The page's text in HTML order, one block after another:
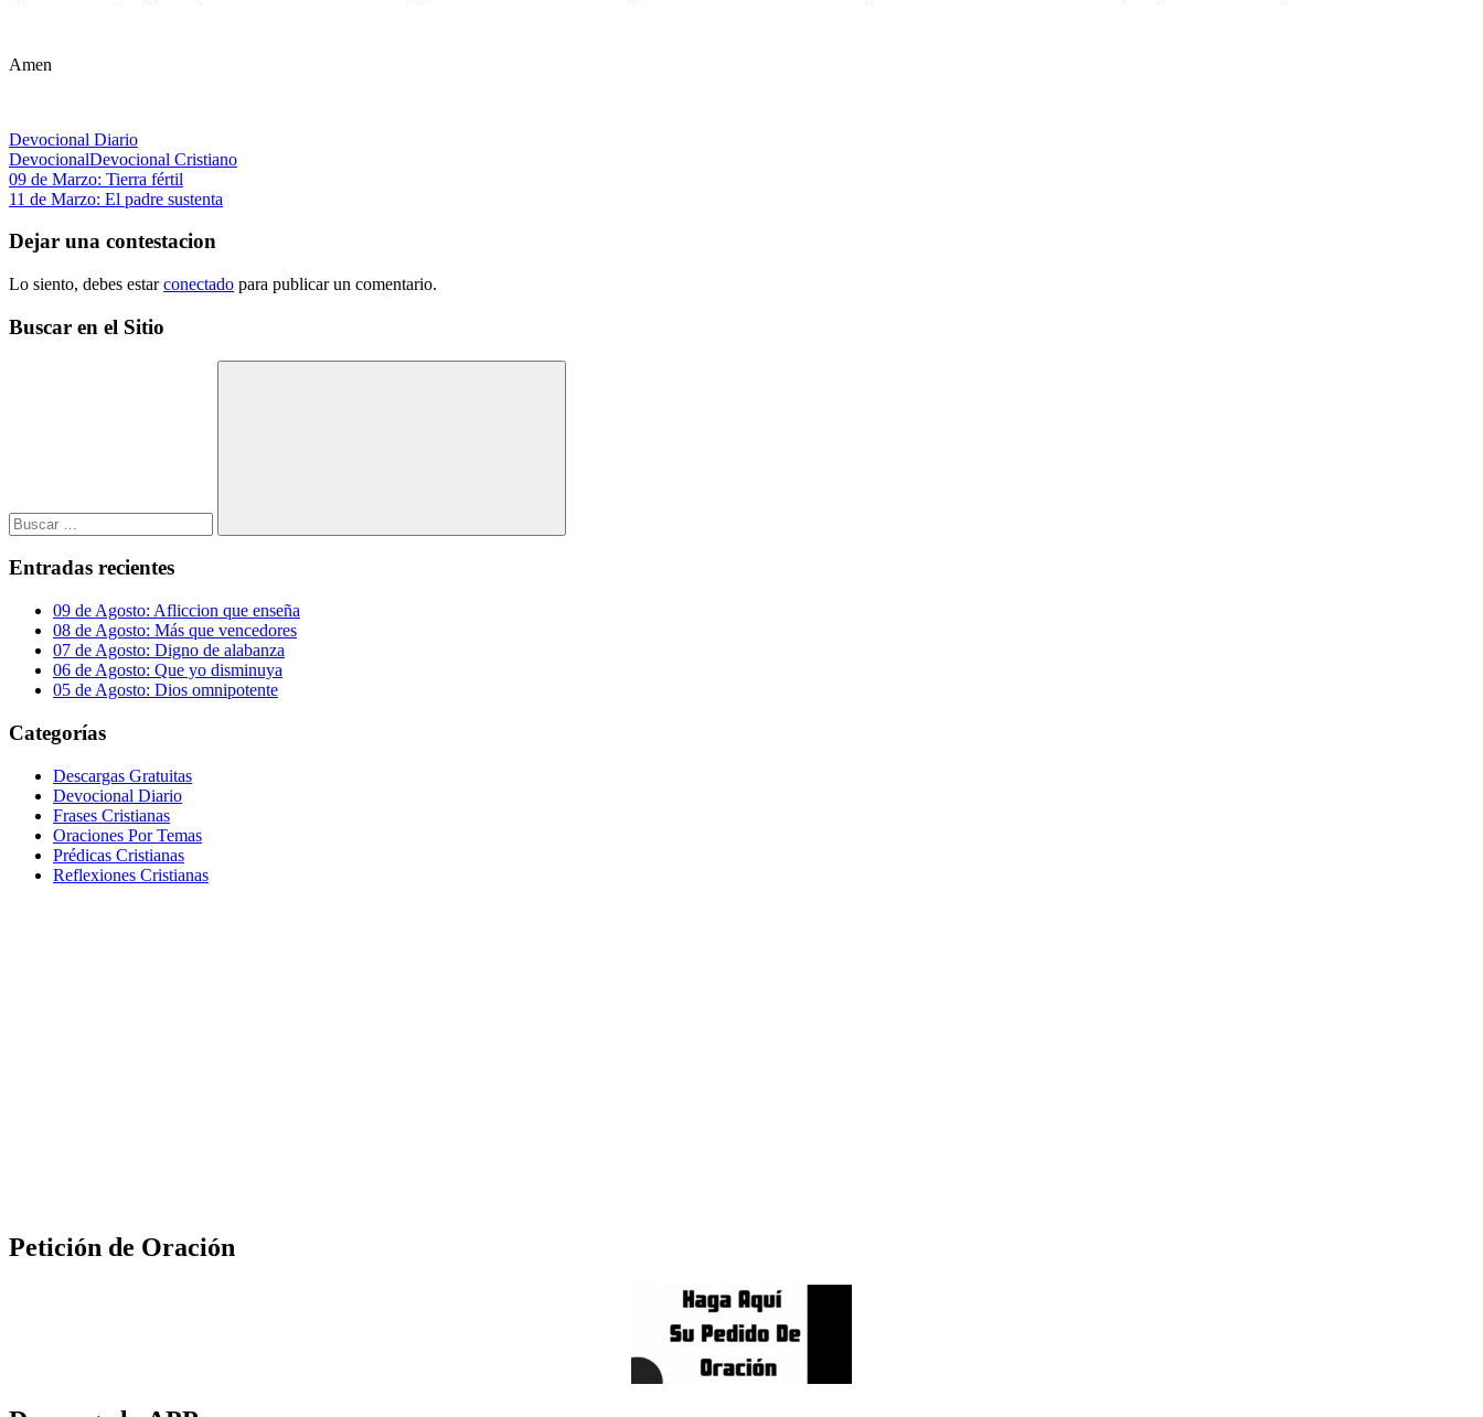
Amen
Devocional Diario
DevocionalDevocional Cristiano
Navegación
de
entradas
Entrada
anterior:
09 de Marzo: Tierra fértil
Siguiente
11 de Marzo: El padre sustenta
Dejar una contestacion
Lo siento, debes estarconectado para publicar un comentario.
Buscar en el Sitio
Buscar
Entradas recientes
09 de Agosto: Afliccion que enseña
08 de Agosto: Más que vencedores
07 de Agosto: Digno de alabanza
06 de Agosto: Que yo disminuya
05 de Agosto: Dios omnipotente
Categorías
Descargas Gratuitas
Devocional Diario
Frases Cristianas
Oraciones Por Temas
Prédicas Cristianas
Reflexiones Cristianas
Petición de Oración